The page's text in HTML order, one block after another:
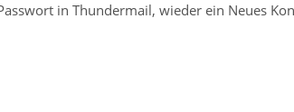
in Thundermail, wieder ein Neues